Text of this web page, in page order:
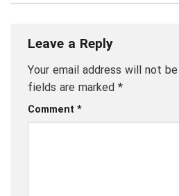
Leave a Reply
Your email address will not
fields are marked *
Comment *